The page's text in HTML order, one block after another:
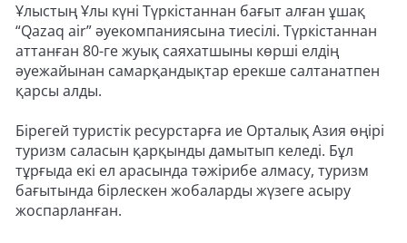
Ұлыстың Ұлы күні Түркістаннан бағыт алған ұшақ
“Qazaq air” әуекомпаниясына тиесілі. Түркістаннан
аттанған 80-ге жуық саяхатшыны көрші елдің
әуежайынан самарқандықтар ерекше салтанатпен
қарсы алды.
Бірегей туристік ресурстарға ие Орталық Азия өңірі
туризм саласын қарқынды дамытып келеді. Бұл
тұрғыда екі ел арасында тәжірибе алмасу, туризм
бағытында бірлескен жобаларды жүзеге асыру
жоспарланған.